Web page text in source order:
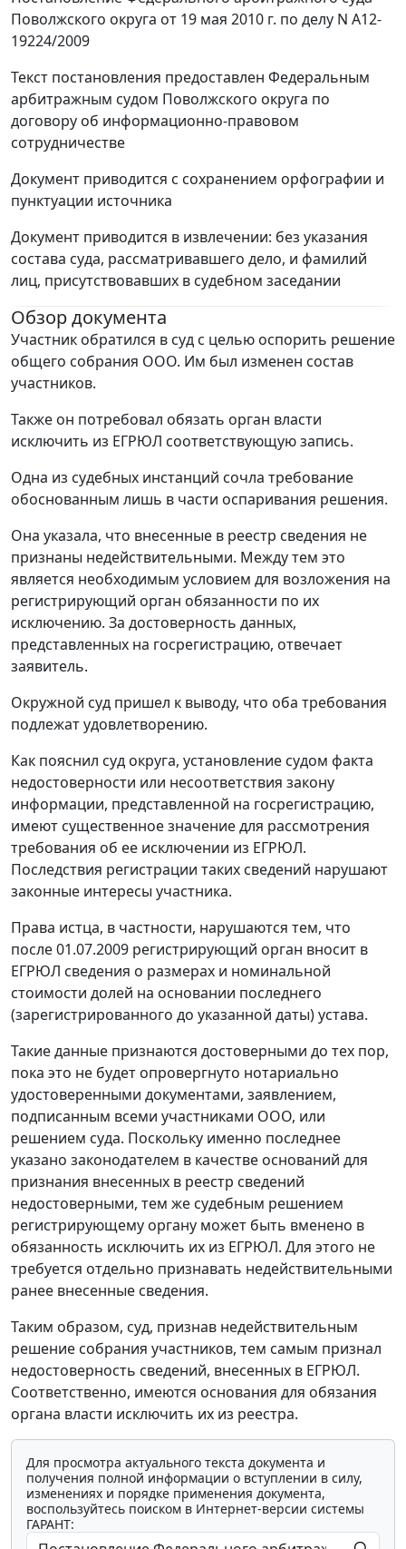
Поволжского округа от 19 мая 2010 г. по делу N А12-
19224/2009
Текст постановления предоставлен Федеральным
арбитражным судом Поволжского округа по
договору об информационно-правовом
сотрудничестве
Документ приводится с сохранением орфографии и
пунктуации источника
Документ приводится в извлечении: без указания
состава суда, рассматривавшего дело, и фамилий
лиц, присутствовавших в судебном заседании
Обзор документа
Участник обратился в суд с целью оспорить решение
общего собрания ООО. Им был изменен состав
участников.
Также он потребовал обязать орган власти
исключить из ЕГРЮЛ соответствующую запись.
Одна из судебных инстанций сочла требование
обоснованным лишь в части оспаривания решения.
Она указала, что внесенные в реестр сведения не
признаны недействительными. Между тем это
является необходимым условием для возложения на
регистрирующий орган обязанности по их
исключению. За достоверность данных,
представленных на госрегистрацию, отвечает
заявитель.
Окружной суд пришел к выводу, что оба требования
подлежат удовлетворению.
Как пояснил суд округа, установление судом факта
недостоверности или несоответствия закону
информации, представленной на госрегистрацию,
имеют существенное значение для рассмотрения
требования об ее исключении из ЕГРЮЛ.
Последствия регистрации таких сведений нарушают
законные интересы участника.
Права истца, в частности, нарушаются тем, что
после 01.07.2009 регистрирующий орган вносит в
ЕГРЮЛ сведения о размерах и номинальной
стоимости долей на основании последнего
(зарегистрированного до указанной даты) устава.
Такие данные признаются достоверными до тех пор,
пока это не будет опровергнуто нотариально
удостоверенными документами, заявлением,
подписанным всеми участниками ООО, или
решением суда. Поскольку именно последнее
указано законодателем в качестве оснований для
признания внесенных в реестр сведений
недостоверными, тем же судебным решением
регистрирующему органу может быть вменено в
обязанность исключить их из ЕГРЮЛ. Для этого не
требуется отдельно признавать недействительными
ранее внесенные сведения.
Таким образом, суд, признав недействительным
решение собрания участников, тем самым признал
недостоверность сведений, внесенных в ЕГРЮЛ.
Соответственно, имеются основания для обязания
органа власти исключить их из реестра.
Для просмотра актуального текста документа и
получения полной информации о вступлении в силу,
изменениях и порядке применения документа,
воспользуйтесь поиском в Интернет-версии системы
ГАРАНТ: